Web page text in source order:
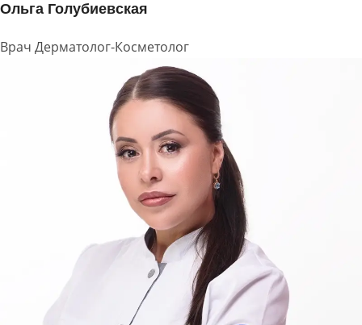
Ольга Голубиевская
Врач Дерматолог-Косметолог